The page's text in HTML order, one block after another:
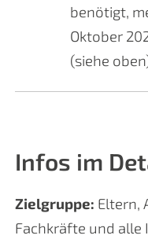
benötigt,
Oktober
(siehe
Infos im
Zielgruppe: Eltern,
Fachkräfte und alle